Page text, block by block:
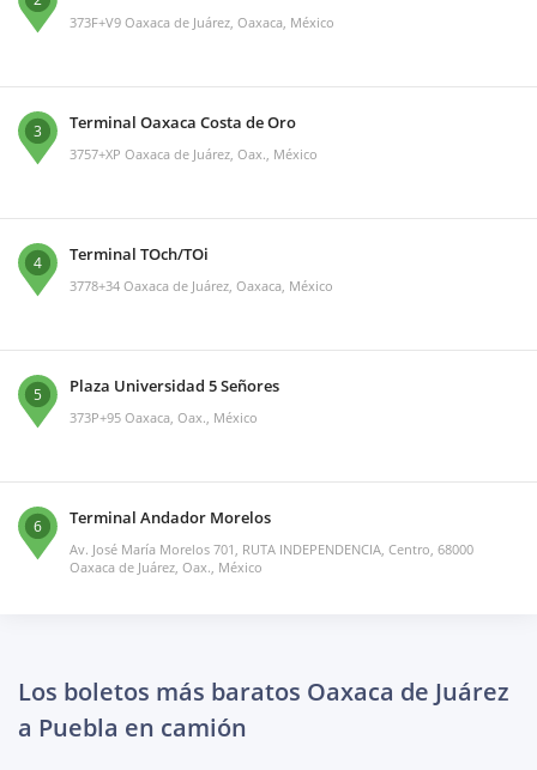
373F+V9 Oaxaca de Juárez, Oaxaca, México
3 Terminal Oaxaca Costa de Oro
3757+XP Oaxaca de Juárez, Oax., México
4 Terminal TOch/TOi
3778+34 Oaxaca de Juárez, Oaxaca, México
5 Plaza Universidad 5 Señores
373P+95 Oaxaca, Oax., México
6 Terminal Andador Morelos
Av. José María Morelos 701, RUTA INDEPENDENCIA, Centro, 68000
Oaxaca de Juárez, Oax., México
Los boletos más baratos Oaxaca de Juárez
a Puebla en camión